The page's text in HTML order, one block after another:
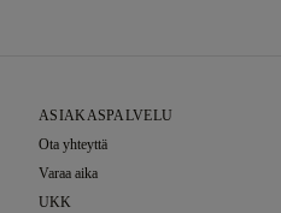
ASIAKASPALVELU
Ota yhteyttä
Varaa aika
UKK